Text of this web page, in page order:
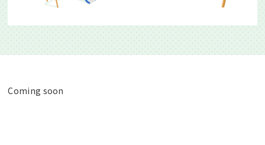
Webアクセシビリティについて
文字サイズ 標準 中 大
Coming soon